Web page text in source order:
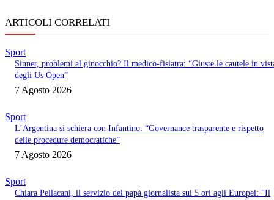
ARTICOLI CORRELATI
Sport
Sinner, problemi al ginocchio? Il medico-fisiatra: “Giuste le cautele in
degli Us Open”
7 Agosto 2026
Sport
L’Argentina si schiera con Infantino: “Governance trasparente e rispetto
delle procedure democratiche”
7 Agosto 2026
Sport
Chiara Pellacani, il servizio del papà giornalista sui 5 ori agli Europei: “Il